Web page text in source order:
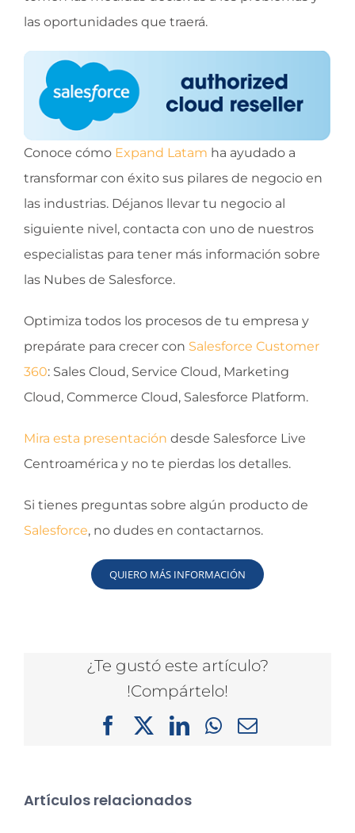
las oportunidades que traerá.
Conoce cómo Expand Latam ha ayudado a
transformar con éxito sus pilares de negocio en
las industrias. Déjanos llevar tu negocio al
siguiente nivel, contacta con uno de nuestros
especialistas para tener más información sobre
las Nubes de Salesforce.
Optimiza todos los procesos de tu empresa y
prepárate para crecer con Salesforce Customer
360: Sales Cloud, Service Cloud, Marketing
Cloud, Commerce Cloud, Salesforce Platform.
Mira esta presentación desde Salesforce Live
Centroamérica y no te pierdas los detalles.
Si tienes preguntas sobre algún producto de
Salesforce, no dudes en contactarnos.
QUIERO MÁS INFORMACIÓN
¿Te gustó este artículo?
!Compártelo!
FacebookLinkedIn
WhatsApp
Correo
Artículos relacionados